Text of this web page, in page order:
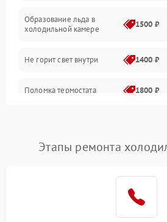
Образование льда в
холодильной камере
1500 ₽
Не горит свет внутри 1400 ₽
Поломка термостата 1800 ₽
Поломка системы No Frost 2600 ₽
Этапы ремонта